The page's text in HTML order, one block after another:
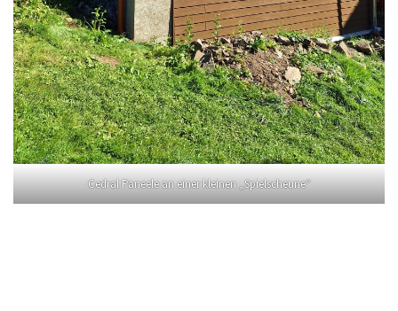
Cedral Paneele an einer kleinen „Spielscheune“